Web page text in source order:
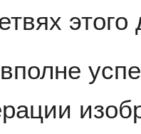
этого